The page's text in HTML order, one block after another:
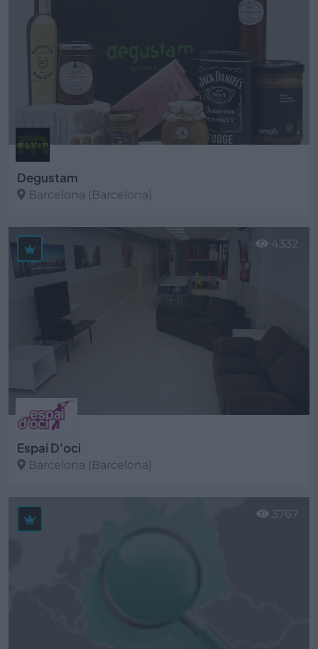
Degustam
Barcelona (Barcelona)
Ver más
Espai D'oci
Barcelona (Barcelona)
4332
3767